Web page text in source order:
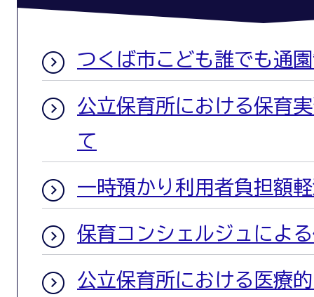
つくば市こども誰でも通
公立保育所における保育
て
一時預かり利用者負担額
保育コンシェルジュによ
公立保育所における医療